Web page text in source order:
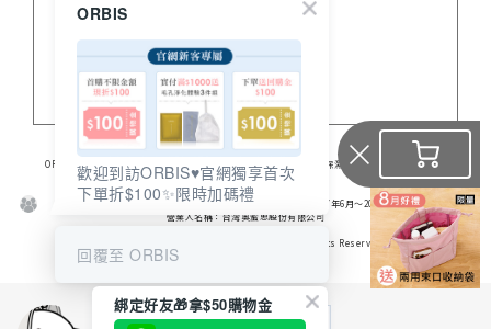
門市資訊
關於 ORBIS
ORBIS日本的專業保養品，提供高品質無油保養品、臉部保養、美白保濕、身體保養及營養食品。
食品業登錄字號：A-128206307-00000-6
※ 2016年 連續兩年No.1
※ 日本媒體《通販新聞》調查結果（銷售業績結算期間：2017年6月～2018年5月）
營業人名稱：台灣奧蜜思股份有限公司
Copyright © 2006-2026 TAIWAN ORBIS All Rights Reserved
ORBIS
歡迎到訪ORBIS♥️官網獨享首次
下單折$100✨限時加碼禮
回覆至 ORBIS
綁定好友🎁拿$50購物金